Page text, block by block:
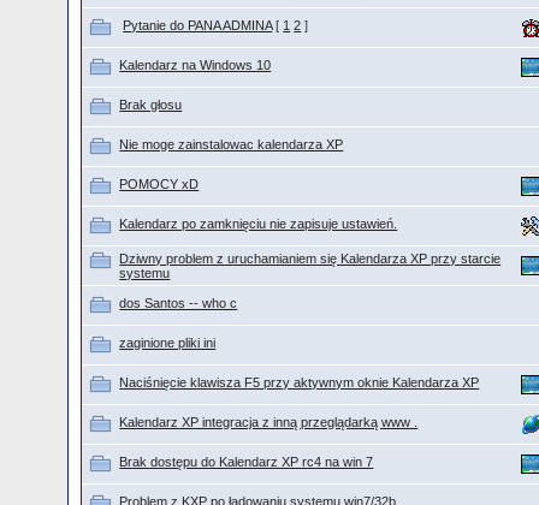
Pytanie do PANA ADMINA[ 1 2 ]
Kalendarz na Windows 10
Brak głosu
Nie moge zainstalowac kalendarza XP
POMOCY xD
Kalendarz po zamknięciu nie zapisuje ustawień.
Dziwny problem z uruchamianiem się Kalendarza XP przy starcie
systemu
dos Santos -- who c
zaginione pliki ini
Naciśnięcie klawisza F5 przy aktywnym oknie Kalendarza XP
Kalendarz XP integracja z inną przeglądarką www .
Brak dostępu do Kalendarz XP rc4 na win 7
Problem z KXP po ładowaniu systemu win7/32b